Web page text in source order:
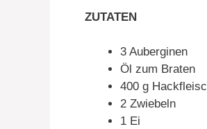
ZUTATEN
3 Auberginen
Öl zum Braten
400 g
2 Zwiebeln
1 Ei